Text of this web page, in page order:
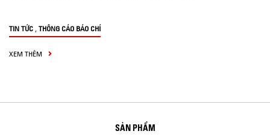
TIN TỨC , THÔNG CÁO BÁO CHÍ
XEM THÊM
SẢN PHẨM